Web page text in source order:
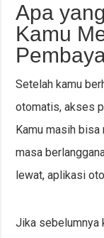
Apa
Kamu
Setelah kamu
otomatis, akses
Kamu masih bisa
masa
lewat, aplikasi
Jika sebelumnya